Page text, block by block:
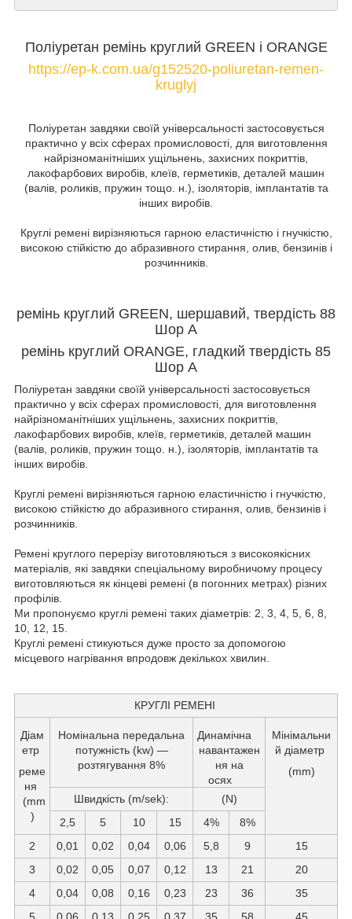
Поліуретан ремінь круглий GREEN і ORANGE
https://ep-k.com.ua/g152520-poliuretan-remen-
kruglyj
Поліуретан завдяки своїй універсальності застосовується
практично у всіх сферах промисловості, для виготовлення
найрізноманітніших ущільнень, захисних покриттів,
лакофарбових виробів, клеїв, герметиків, деталей машин
(валів, роликів, пружин тощо. н.), ізоляторів, імплантатів та
інших виробів.
Круглі ремені вирізняються гарною еластичністю і гнучкістю,
високою стійкістю до абразивного стирання, олив, бензинів і
розчинників.
ремінь круглий GREEN, шершавий, твердість 88
Шор А
ремінь круглий ORANGE, гладкий твердість 85
Шор А
Поліуретан завдяки своїй універсальності застосовується
практично у всіх сферах промисловості, для виготовлення
найрізноманітніших ущільнень, захисних покриттів,
лакофарбових виробів, клеїв, герметиків, деталей машин
(валів, роликів, пружин тощо. н.), ізоляторів, імплантатів та
інших виробів.
Круглі ремені вирізняються гарною еластичністю і гнучкістю,
високою стійкістю до абразивного стирання, олив, бензинів і
розчинників.
Ремені круглого перерізу виготовляються з високоякісних
матеріалів, які завдяки спеціальному виробничому процесу
виготовляються як кінцеві ремені (в погонних метрах) різних
профілів.
Ми пропонуємо круглі ремені таких діаметрів: 2, 3, 4, 5, 6, 8,
10, 12, 15.
Круглі ремені стикуються дуже просто за допомогою
місцевого нагрівання впродовж декількох хвилин.
КРУГЛІ РЕМЕНІ
Діам
етр
реме
ня
(mm
)
Номінальна передальна
потужність (kw) —
розтягування 8%
Динамічна
навантажен
ня на
осях
Мінімальни
й діаметр
(mm)
Швидкість (m/sek):
(N)
2,5
5 10 15 4%
8%
2
0,01 0,02 0,04 0,06 5,8 9
15
3
0,02 0,05 0,07 0,12 13 21
20
4
0,04 0,08 0,16 0,23 23 36
35
5
0,06 0,13 0,25 0,37 35 58 45